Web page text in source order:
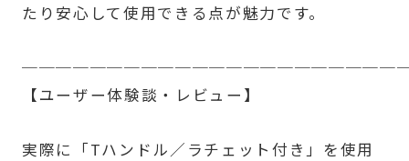
たり安心して使用できる点が魅力です。
【ユーザー体験談・レビュー】
実際に「Tハンドル／ラチェット付き」を使用